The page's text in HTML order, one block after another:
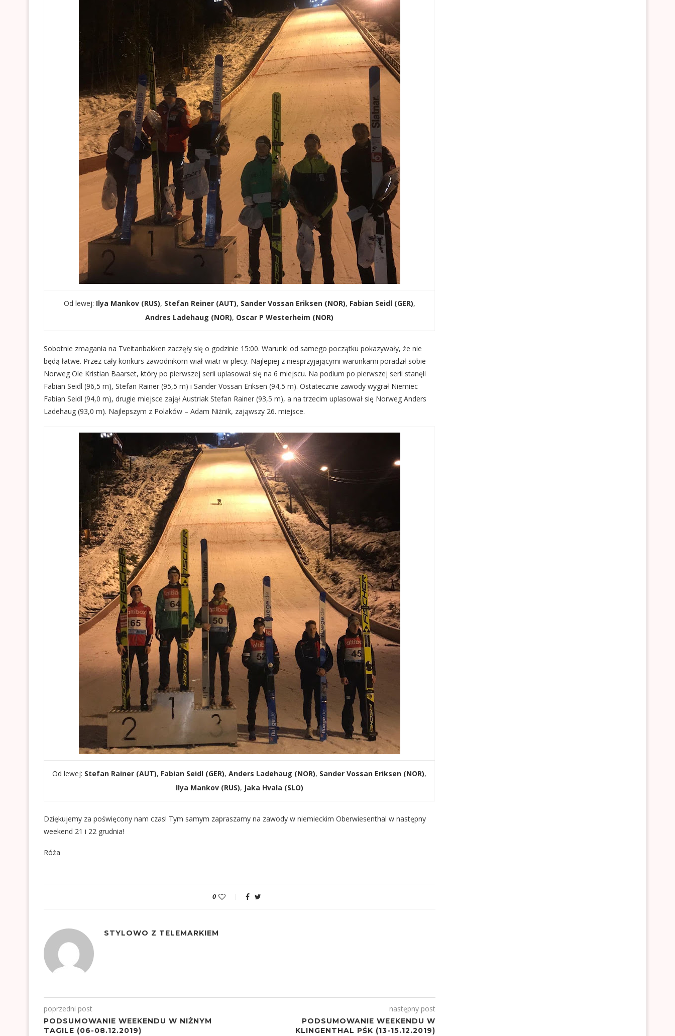
Od lewej: Ilya Mankov (RUS), Stefan Reiner (AUT), Sander Vossan Eriksen (NOR), Fabian Seidl (GER),
Andres Ladehaug (NOR), Oscar P Westerheim (NOR)
Sobotnie zmagania na Tveitanbakken zaczęły się o godzinie 15:00. Warunki od samego początku pokazywały, że nie
będą łatwe. Przez cały konkurs zawodnikom wiał wiatr w plecy. Najlepiej z niesprzyjającymi warunkami poradził sobie
Norweg Ole Kristian Baarset, który po pierwszej serii uplasował się na 6 miejscu. Na podium po pierwszej serii stanęli
Fabian Seidl (96,5 m), Stefan Rainer (95,5 m) i Sander Vossan Eriksen (94,5 m). Ostatecznie zawody wygrał Niemiec
Fabian Seidl (94,0 m), drugie miejsce zajął Austriak Stefan Rainer (93,5 m), a na trzecim uplasował się Norweg Anders
Ladehaug (93,0 m). Najlepszym z Polaków – Adam Niżnik, zająwszy 26. miejsce.
Od lewej: Stefan Rainer (AUT), Fabian Seidl (GER),Anders Ladehaug (NOR), Sander Vossan Eriksen (NOR),
Ilya Mankov (RUS), Jaka Hvala (SLO)
Dziękujemy za poświęcony nam czas! Tym samym zapraszamy na zawody w niemieckim Oberwiesenthal w następny
weekend 21 i 22 grudnia!
Róża
0
STYLOWO Z TELEMARKIEM
poprzedni post
PODSUMOWANIE WEEKENDU W NIŻNYM
TAGILE (06-08.12.2019)
następny post
PODSUMOWANIE WEEKENDU W
KLINGENTHAL PŚK (13-15.12.2019)